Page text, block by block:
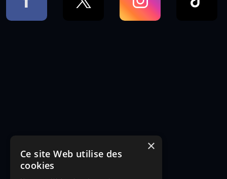
×
Ce site Web utilise des
cookies